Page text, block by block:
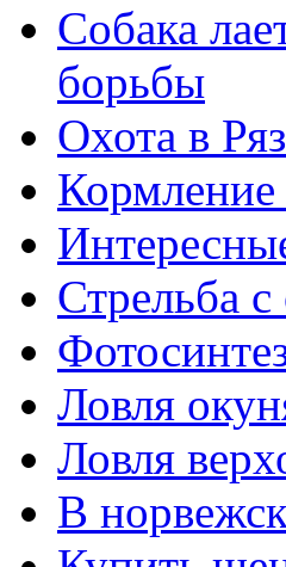
Собака
борьбы
Охота в
Кормление
Стрельба
Ловля
Ловля
В